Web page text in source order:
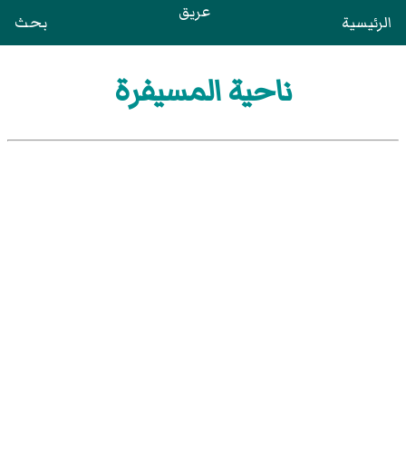
الرئيسية عريق بحث
ناحية المسيفرة